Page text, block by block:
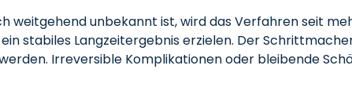
unbekannt ist, wird das Verfahren seit
stabiles Langzeitergebnis erzielen. Der
Irreversible Komplikationen oder bleibende